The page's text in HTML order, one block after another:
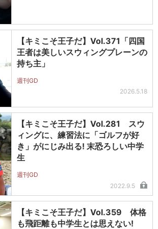
【キミこそ王子だ】Vol.371「四国
王者は美しいスウィングプレーンの
持ち主」
週刊GD
2026.5.18
【キミこそ王子だ】Vol.281 スウ
ィングに、練習法に「ゴルフが好
き」がにじみ出る! 末恐ろしい中学
生
週刊GD
2022.9.5
【キミこそ王子だ】Vol.359 体格
も飛距離も中学生とは思えない!